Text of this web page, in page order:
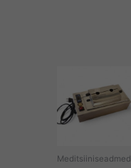
Meditsiiniseadmed